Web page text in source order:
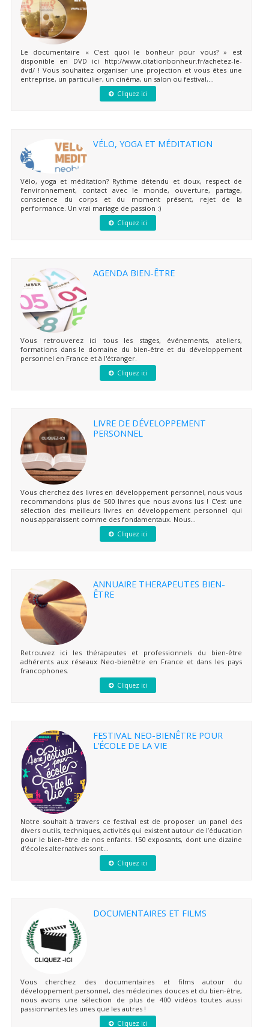
Le documentaire « C’est quoi le bonheur pour vous? » est
disponible en DVD ici http://www.citationbonheur.fr/achetez-le-
dvd/ ! Vous souhaitez organiser une projection et vous êtes une
entreprise, un particulier, un cinéma, un salon ou festival,...
Cliquez ici
VÉLO, YOGA ET MÉDITATION
Vélo, yoga et méditation? Rythme détendu et doux, respect de
l’environnement, contact avec le monde, ouverture, partage,
conscience du corps et du moment présent, rejet de la
performance. Un vrai mariage de passion :)
Cliquez ici
AGENDA BIEN-ÊTRE
Vous retrouverez ici tous les stages, événements, ateliers,
formations dans le domaine du bien-être et du développement
personnel en France et à l'étranger.
Cliquez ici
LIVRE DE DÉVELOPPEMENT
PERSONNEL
Vous cherchez des livres en développement personnel, nous vous
recommandons plus de 500 livres que nous avons lus ! C'est une
sélection des meilleurs livres en développement personnel qui
nous apparaissent comme des fondamentaux. Nous...
Cliquez ici
ANNUAIRE THERAPEUTES BIEN-
ÊTRE
Retrouvez ici les thérapeutes et professionnels du bien-être
adhérents aux réseaux Neo-bienêtre en France et dans les pays
francophones.
Cliquez ici
FESTIVAL NEO-BIENÊTRE POUR
L’ÉCOLE DE LA VIE
Notre souhait à travers ce festival est de proposer un panel des
divers outils, techniques, activités qui existent autour de l’éducation
pour le bien-être de nos enfants. 150 exposants, dont une dizaine
d’écoles alternatives sont...
Cliquez ici
DOCUMENTAIRES ET FILMS
Vous cherchez des documentaires et films autour du
développement personnel, des médecines douces et du bien-être,
nous avons une sélection de plus de 400 vidéos toutes aussi
passionnantes les unes que les autres !
Cliquez ici